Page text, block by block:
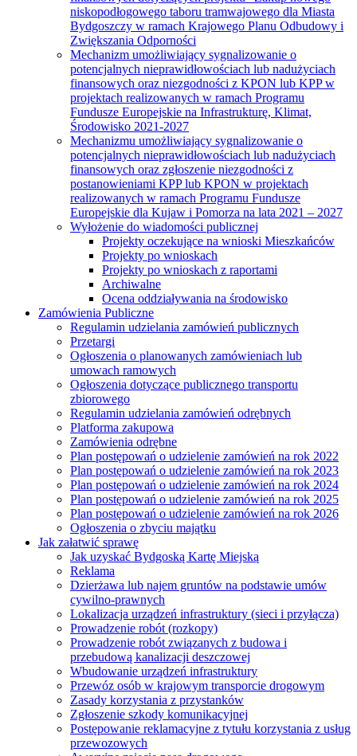
niskopodłogowego taboru tramwajowego dla Miasta
Bydgoszczy w ramach Krajowego Planu Odbudowy i
Zwiększania Odporności
Mechanizm umożliwiający sygnalizowanie o
potencjalnych nieprawidłowościach lub nadużyciach
finansowych oraz niezgodności z KPON lub KPP w
projektach realizowanych w ramach Programu
Fundusze Europejskie na Infrastrukturę, Klimat,
Środowisko 2021-2027
Mechanizmu umożliwiający sygnalizowanie o
potencjalnych nieprawidłowościach lub nadużyciach
finansowych oraz zgłoszenie niezgodności z
postanowieniami KPP lub KPON w projektach
realizowanych w ramach Programu Fundusze
Europejskie dla Kujaw i Pomorza na lata 2021 – 2027
Wyłożenie do wiadomości publicznej
Projekty oczekujące na wnioski Mieszkańców
Projekty po wnioskach
Projekty po wnioskach z raportami
Archiwalne
Ocena oddziaływania na środowisko
Zamówienia Publiczne
Regulamin udzielania zamówień publicznych
Przetargi
Ogłoszenia o planowanych zamówieniach lub
umowach ramowych
Ogłoszenia dotyczące publicznego transportu
zbiorowego
Regulamin udzielania zamówień odrębnych
Platforma zakupowa
Zamówienia odrębne
Plan postępowań o udzielenie zamówień na rok 2022
Plan postępowań o udzielenie zamówień na rok 2023
Plan postępowań o udzielenie zamówień na rok 2024
Plan postępowań o udzielenie zamówień na rok 2025
Plan postępowań o udzielenie zamówień na rok 2026
Ogłoszenia o zbyciu majątku
Jak załatwić sprawę
Jak uzyskać Bydgoską Kartę Miejską
Reklama
Dzierżawa lub najem gruntów na podstawie umów
cywilno-prawnych
Lokalizacja urządzeń infrastruktury (sieci i przyłącza)
Prowadzenie robót (rozkopy)
Prowadzenie robót związanych z budowa i
przebudową kanalizacji deszczowej
Wbudowanie urządzeń infrastruktury
Przewóz osób w krajowym transporcie drogowym
Zasady korzystania z przystanków
Zgłoszenie szkody komunikacyjnej
Postępowanie reklamacyjne z tytułu korzystania z usług
przewozowych